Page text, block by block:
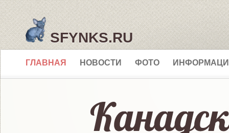
SFYNKS.RU
ГЛАВНАЯ НОВОСТИ ФОТО